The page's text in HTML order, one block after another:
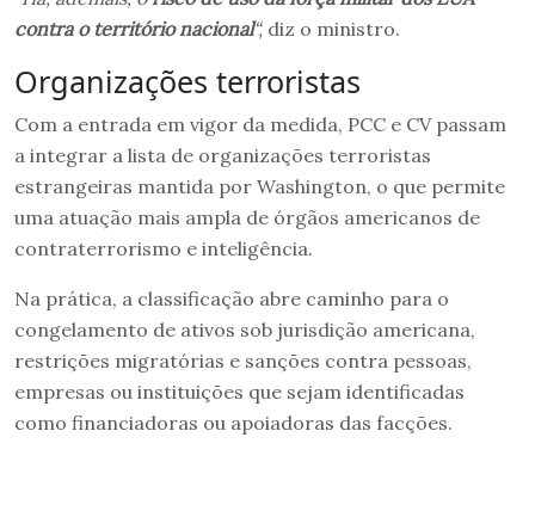
contra o território nacional“, diz o ministro.
Organizações terroristas
Com a entrada em vigor da medida, PCC e CV passam
a integrar a lista de organizações terroristas
estrangeiras mantida por Washington, o que permite
uma atuação mais ampla de órgãos americanos de
contraterrorismo e inteligência.
Na prática, a classificação abre caminho para o
congelamento de ativos sob jurisdição americana,
restrições migratórias e sanções contra pessoas,
empresas ou instituições que sejam identificadas
como financiadoras ou apoiadoras das facções.